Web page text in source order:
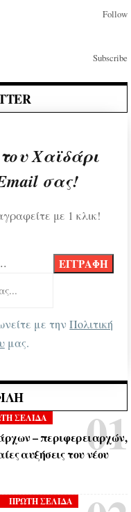
Follow
Subscribe
Χαϊδάρι
σας!
με 1 κλικ!
με τηνΠολιτική
μας.
ΣΕΛΙΔΑ
– περιφερειαρχών,
αυξήσεις του νέου
ΠΡΩΤΗ ΣΕΛΙΔΑ